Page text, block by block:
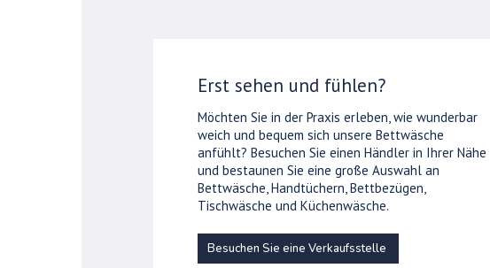
Erst sehen und fühlen?
Möchten Sie in der Praxis erleben, wie wunderbar
weich und bequem sich unsere Bettwäsche
anfühlt? Besuchen Sie einen Händler in Ihrer Nähe
und bestaunen Sie eine große Auswahl an
Bettwäsche, Handtüchern, Bettbezügen,
Tischwäsche und Küchenwäsche.
Besuchen Sie eine Verkaufsstelle